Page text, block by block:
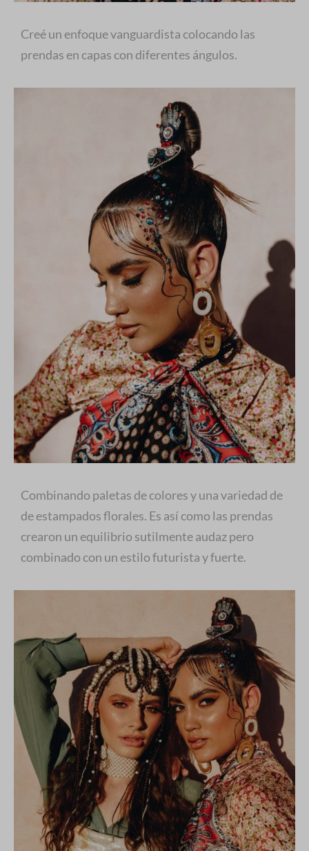
Creé un enfoque vanguardista colocando las
prendas en capas con diferentes ángulos.
Combinando paletas de colores y una variedad de
de estampados florales. Es así como las prendas
crearon un equilibrio sutilmente audaz pero
combinado con un estilo futurista y fuerte.